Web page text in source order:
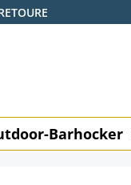
Barhocker